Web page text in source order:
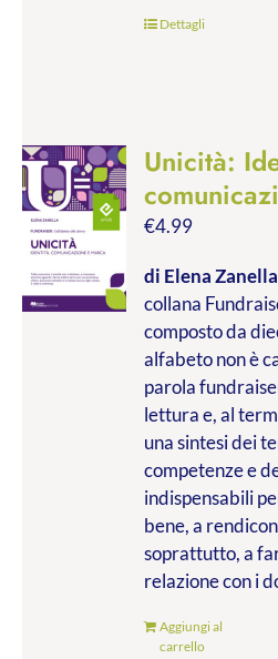
Dettagli
Unicità:
€4.99
di Elena Zanella
collana
composto da
alfabeto non è
parola
lettura e, al
una sintesi dei
competenze e
indispensabili
bene, a
soprattutto, a
relazione con i
Aggiungi al
carrello